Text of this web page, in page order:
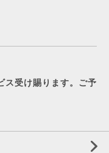
受け賜ります。ご予